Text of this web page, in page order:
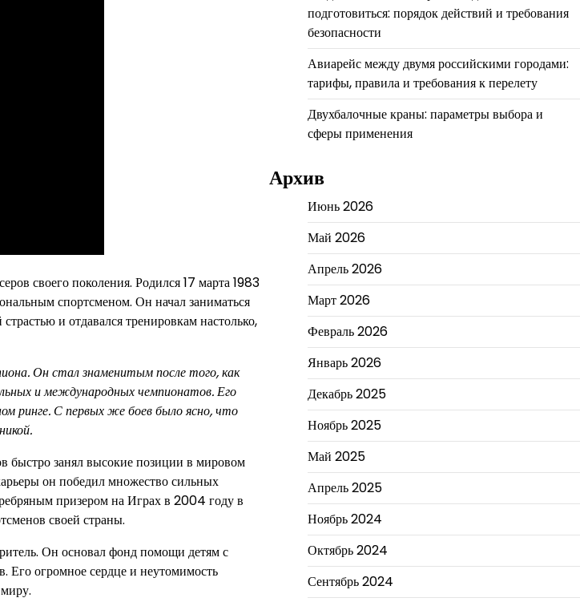
своего поколения. Родился 17 марта 1983
спортсменом. Он начал заниматься
и отдавался тренировкам настолько,
Он стал знаменитым после того, как
и международных чемпионатов. Его
ринге. С первых же боев было ясно, что
быстро занял высокие позиции в мировом
он победил множество сильных
призером на Играх в 2004 году в
своей страны.
Он основал фонд помощи детям с
Его огромное сердце и неутомимость
подготовиться: порядок действий и требования
безопасности
Авиарейс между двумя российскими городами:
тарифы, правила и требования к перелету
Двухбалочные краны: параметры выбора и
сферы применения
Архив
Июнь 2026
Май 2026
Апрель 2026
Март 2026
Февраль 2026
Январь 2026
Декабрь 2025
Ноябрь 2025
Май 2025
Апрель 2025
Ноябрь 2024
Октябрь 2024
Сентябрь 2024